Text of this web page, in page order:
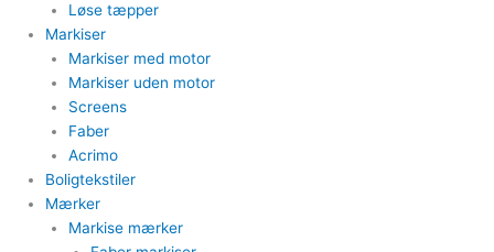
​Løse tæpper
Markiser
Markiser med motor​
Markiser uden motor​
Screens
Faber
Acrimo​
Boligtekstiler​
Mærker
Markise mærker